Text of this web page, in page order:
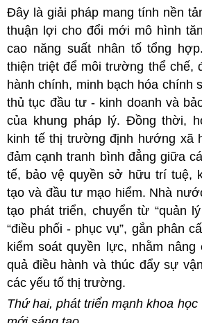
Đây là giải pháp mang tính nền
thuận lợi cho đổi mới mô hình
cao năng suất nhân tố tổng
thiện triệt để môi trường thể chế,
hành chính, minh bạch hóa chính
thủ tục đầu tư - kinh doanh và
của khung pháp lý. Đồng thời,
kinh tế thị trường định hướng xã
đảm cạnh tranh bình đẳng giữa
tế, bảo vệ quyền sở hữu trí tuệ,
tạo và đầu tư mạo hiểm. Nhà
tạo phát triển, chuyển từ “quản
“điều phối - phục vụ”, gắn phân
kiểm soát quyền lực, nhằm nâng
quả điều hành và thúc đẩy sự
các yếu tố thị trường.
Thứ hai, phát triển mạnh khoa